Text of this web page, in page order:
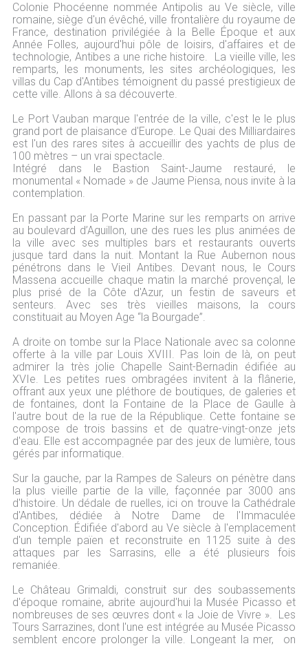
Colonie Phocéenne nommée Antipolis au Ve siècle, ville
romaine, siège d'un évêché, ville frontalière du royaume de
France, destination privilégiée à la Belle Époque et aux
Année Folles, aujourd'hui pôle de loisirs, d'affaires et de
technologie, Antibes a une riche histoire. La vieille ville, les
remparts, les monuments, les sites archéologiques, les
villas du Cap d'Antibes témoignent du passé prestigieux de
cette ville. Allons à sa découverte.
Le Port Vauban marque l'entrée de la ville, c'est le le plus
grand port de plaisance d'Europe. Le Quai des Milliardaires
est l'un des rares sites à accueillir des yachts de plus de
100 mètres – un vrai spectacle.
Intégré dans le Bastion Saint-Jaume restauré, le
monumental « Nomade » de Jaume Piensa, nous invite à la
contemplation.
En passant par la Porte Marine sur les remparts on arrive
au boulevard d’Aguillon, une des rues les plus animées de
la ville avec ses multiples bars et restaurants ouverts
jusque tard dans la nuit. Montant la Rue Aubernon nous
pénétrons dans le Vieil Antibes. Devant nous, le Cours
Massena accueille chaque matin la marché provençal, le
plus prisé de la Côte d'Azur, un festin de saveurs et
senteurs. Avec ses très vieilles maisons, la cours
constituait au Moyen Age “la Bourgade”.
A droite on tombe sur la Place Nationale avec sa colonne
offerte à la ville par Louis XVIII. Pas loin de là, on peut
admirer la très jolie Chapelle Saint-Bernadin édifiée au
XVIe. Les petites rues ombragées invitent à la flânerie,
offrant aux yeux une pléthore de boutiques, de galeries et
de fontaines, dont la Fontaine de la Place de Gaulle à
l'autre bout de la rue de la République. Cette fontaine se
compose de trois bassins et de quatre-vingt-onze jets
d'eau. Elle est accompagnée par des jeux de lumière, tous
gérés par informatique.
Sur la gauche, par la Rampes de Saleurs on pénètre dans
la plus vieille partie de la ville, façonnée par 3000 ans
d'histoire. Un dédale de ruelles, ici on trouve la Cathédrale
d'Antibes, dédiée à Notre Dame de l'Immaculée
Conception. Édifiée d'abord au Ve siècle à l'emplacement
d'un temple païen et reconstruite en 1125 suite à des
attaques par les Sarrasins, elle a été plusieurs fois
remaniée.
Le Château Grimaldi, construit sur des soubassements
d'époque romaine, abrite aujourd'hui la Musée Picasso et
nombreuses de ses œuvres dont « la Joie de Vivre ». Les
Tours Sarrazines, dont l'une est intégrée au Musée Picasso
semblent encore prolonger la ville. Longeant la mer, on